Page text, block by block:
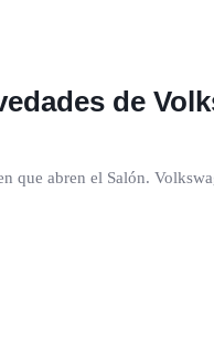
de
que abren el Salón.